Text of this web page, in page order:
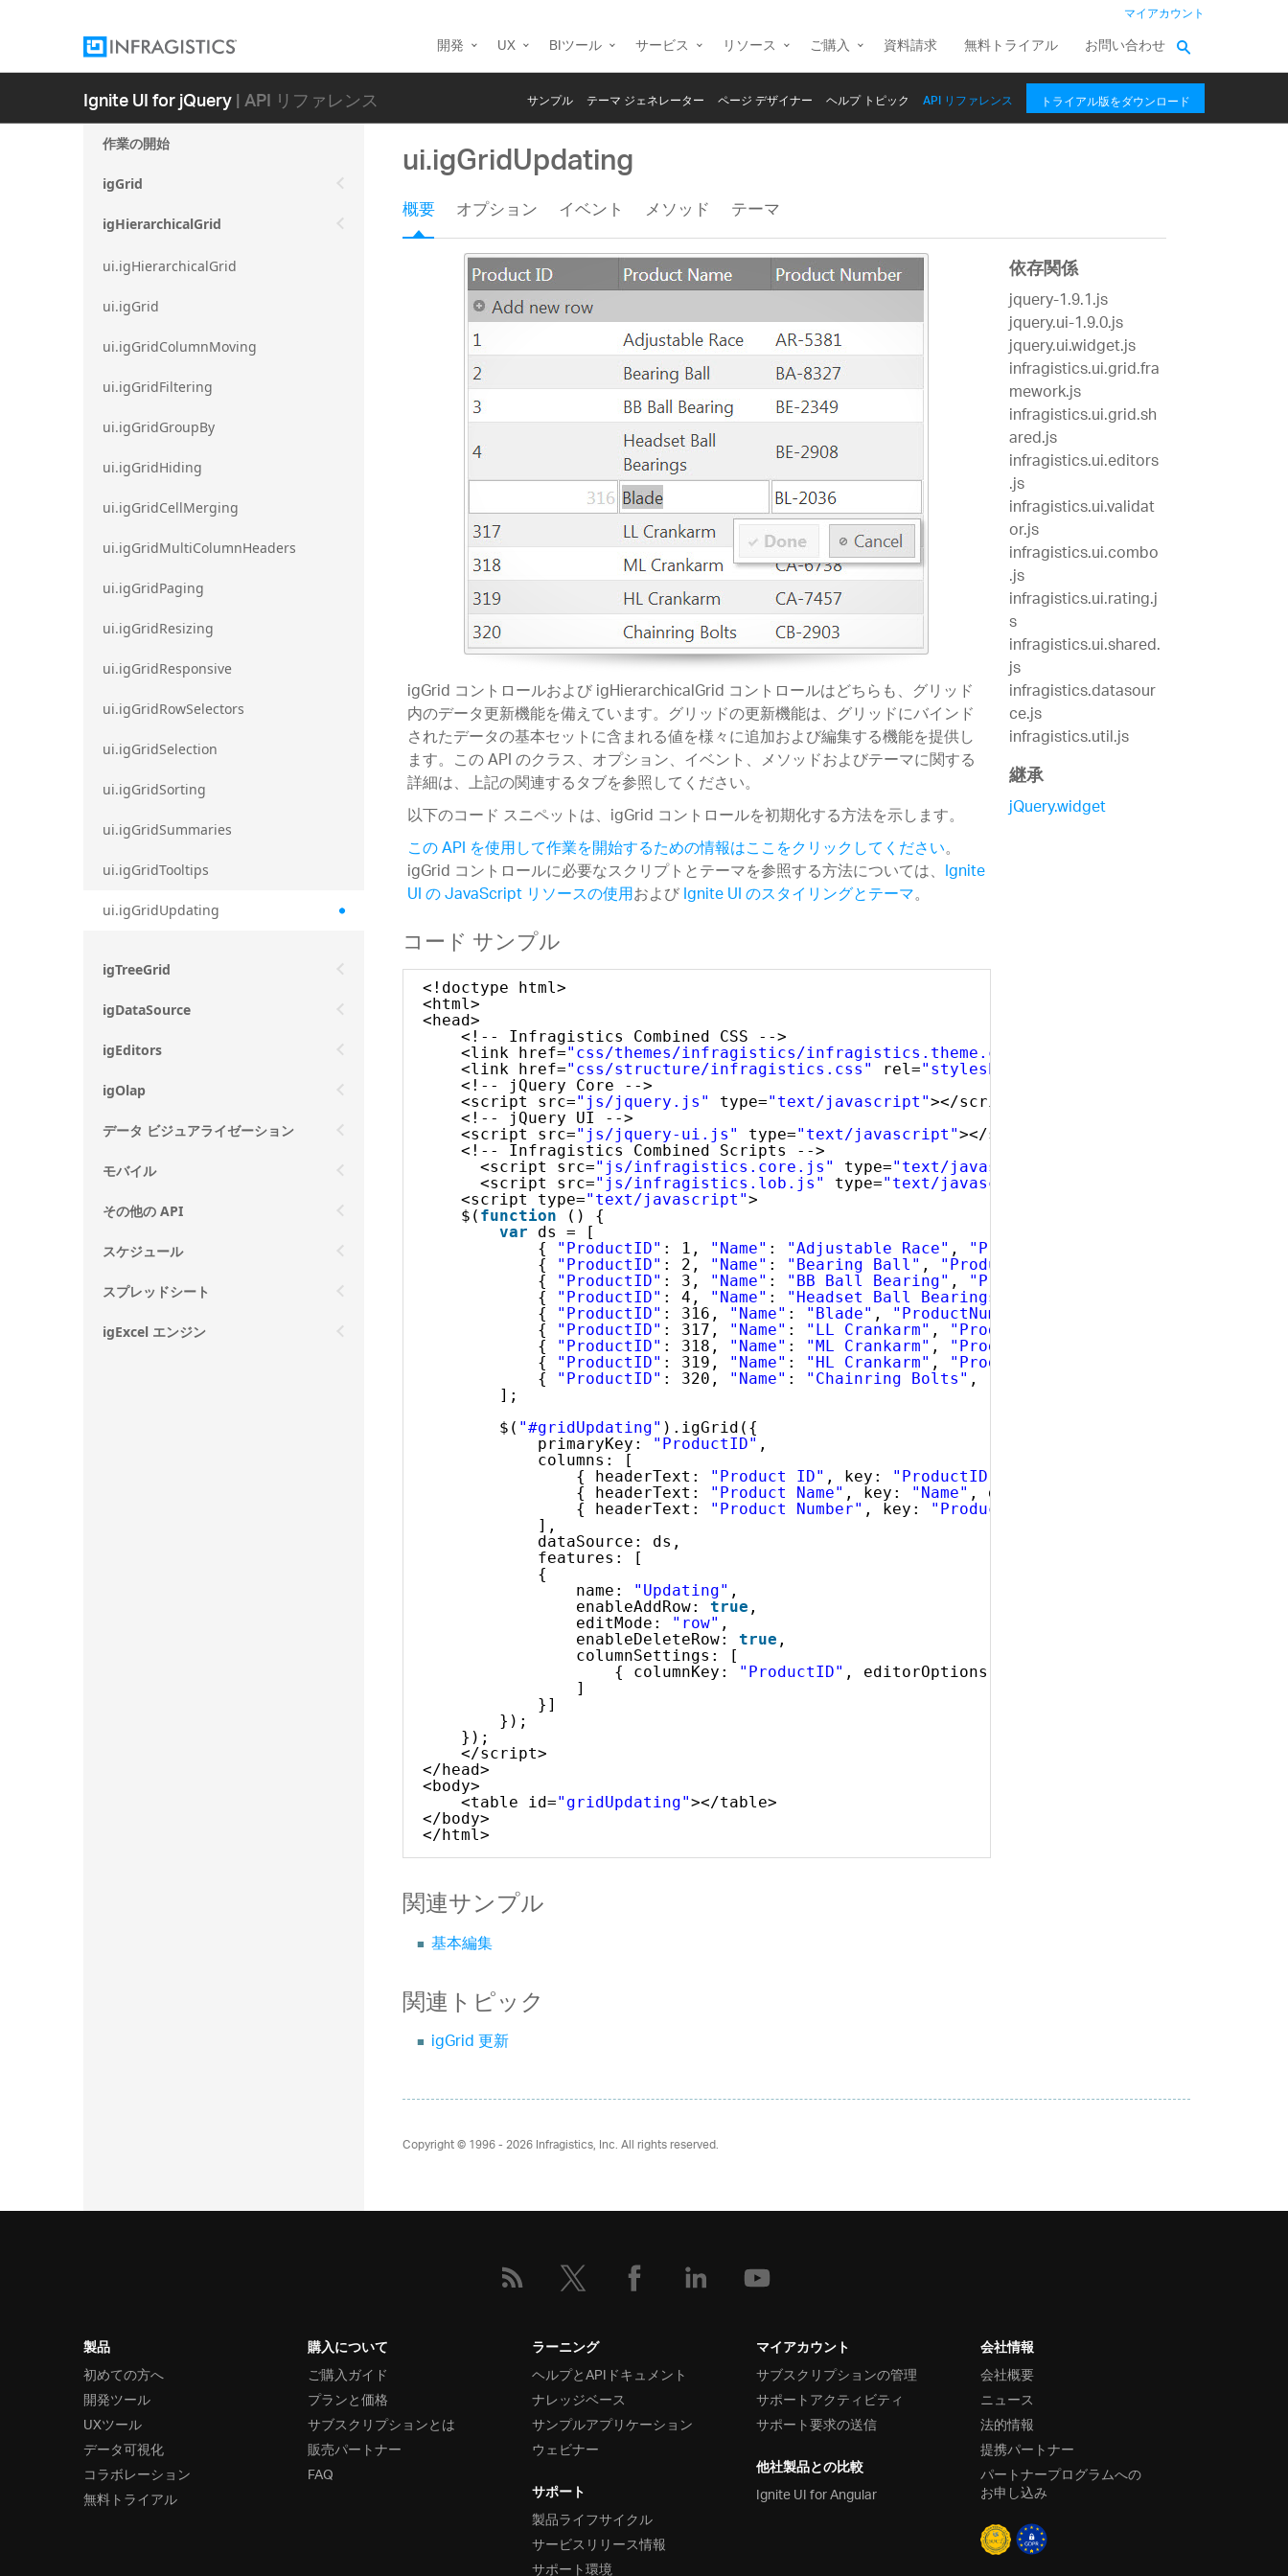
マイアカウント
開発 UX BIツール サービス リソース ご購入 資料請求 無料トライアル お問い合わせ
Ignite UI for jQuery| API リファレンス サンプル テーマ ジェネレーター ページ デザイナー ヘルプ トピック API リファレンス トライアル版をダウンロード
作業の開始
igGrid
igHierarchicalGrid
ui.igHierarchicalGrid
ui.igGrid
ui.igGridColumnMoving
ui.igGridFiltering
ui.igGridGroupBy
ui.igGridHiding
ui.igGridCellMerging
ui.igGridMultiColumnHeaders
ui.igGridPaging
ui.igGridResizing
ui.igGridResponsive
ui.igGridRowSelectors
ui.igGridSelection
ui.igGridSorting
ui.igGridSummaries
ui.igGridTooltips
ui.igGridUpdating
igTreeGrid
igDataSource
igEditors
igOlap
データ ビジュアライゼーション
モバイル
その他の API
スケジュール
スプレッドシート
igExcel エンジン
ui.igGridUpdating
概要 オプション イベント メソッド テーマ
igGrid コントロールおよび igHierarchicalGrid コントロールはどちらも、グリッド
内のデータ更新機能を備えています。グリッドの更新機能は、グリッドにバインド
されたデータの基本セットに含まれる値を様々に追加および編集する機能を提供し
ます。この API のクラス、オプション、イベント、メソッドおよびテーマに関する
詳細は、上記の関連するタブを参照してください。
以下のコード スニペットは、igGrid コントロールを初期化する方法を示します。
この API を使用して作業を開始するための情報はここをクリックしてください。
igGrid コントロールに必要なスクリプトとテーマを参照する方法については、 Ignite
UI の JavaScript リソースの使用およびIgnite UI のスタイリングとテーマ。
コード サンプル
<!doctype html>
<html>
<head>
<!-- Infragistics Combined CSS -->
<link href="css/themes/infragistics/infragistics.theme.css"
<link href="css/structure/infragistics.css" rel="stylesheet"
<!-- jQuery Core -->
<script src="js/jquery.js" type="text/javascript"></script>
<!-- jQuery UI -->
<script src="js/jquery-ui.js" type="text/javascript"></script>
<!-- Infragistics Combined Scripts -->
<script src="js/infragistics.core.js" type="text/javascript"
<script src="js/infragistics.lob.js" type="text/javascript"
<script type="text/javascript">
$( function
() {
var
ds = [
{
"ProductID" : 1, "Name" : "Adjustable Race" , "ProductNumber"
{
"ProductID" : 2, "Name" : "Bearing Ball" , "ProductNumber"
{
"ProductID" : 3, "Name" : "BB Ball Bearing" , "ProductNumber"
{
"ProductID" : 4, "Name" : "Headset Ball Bearings"
{
"ProductID" : 316, "Name" : "Blade" , "ProductNumber"
{
"ProductID" : 317, "Name" : "LL Crankarm" , "ProductNumber"
{
"ProductID" : 318, "Name" : "ML Crankarm" , "ProductNumber"
{
"ProductID" : 319, "Name" : "HL Crankarm" , "ProductNumber"
{
"ProductID" : 320, "Name" : "Chainring Bolts" ,
];
$( "#gridUpdating" ).igGrid({
primaryKey:
"ProductID" ,
columns: [
{ headerText:
"Product ID" , key: "ProductID"
{ headerText:
"Product Name" , key: "Name" , dataType:
{ headerText:
"Product Number" , key: "ProductNumber"
],
dataSource: ds,
features: [
{
name:
"Updating" ,
enableAddRow: true ,
editMode:
"row" ,
enableDeleteRow: true ,
columnSettings: [
{ columnKey:
"ProductID" , editorOptions: { type:
]
}]
});
});
</script>
</head>
<body>
<table id="gridUpdating"></table>
</body>
</html>
関連サンプル
基本編集
関連トピック
igGrid 更新
依存関係
jquery-1.9.1.js
jquery.ui-1.9.0.js
jquery.ui.widget.js
infragistics.ui.grid.fra
mework.js
infragistics.ui.grid.sh
ared.js
infragistics.ui.editors
.js
infragistics.ui.validat
or.js
infragistics.ui.combo
.js
infragistics.ui.rating.j
s
infragistics.ui.shared.
js
infragistics.datasour
ce.js
infragistics.util.js
継承
jQuery.widget
Copyright © 1996 - 2026Infragistics, Inc. All rights reserved.
製品
初めての方へ
開発ツール
UXツール
データ可視化
コラボレーション
無料トライアル
購入について
ご購入ガイド
プランと価格
サブスクリプションとは
販売パートナー
FAQ
ラーニング
ヘルプとAPIドキュメント
ナレッジベース
サンプルアプリケーション
ウェビナー
サポート
製品ライフサイクル
サービスリリース情報
マイアカウント
サブスクリプションの管理
サポートアクティビティ
サポート要求の送信
他社製品との比較
Ignite UI for Angular
会社情報
会社概要
ニュース
法的情報
提携パートナー
パートナープログラムへの
お申し込み